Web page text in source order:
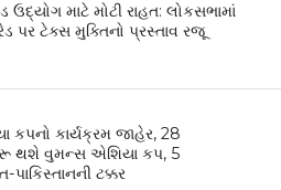
ઉદ્યોગ માટે મોટી રાહત: લોકસભામાં
પર ટેક્સ મુક્તિનો પ્રસ્તાવ રજૂ
કપનો કાર્યક્રમ જાહેર, 28
થશે વુમન્સ એશિયા કપ, 5
પાકિસ્તાનની ટક્કર